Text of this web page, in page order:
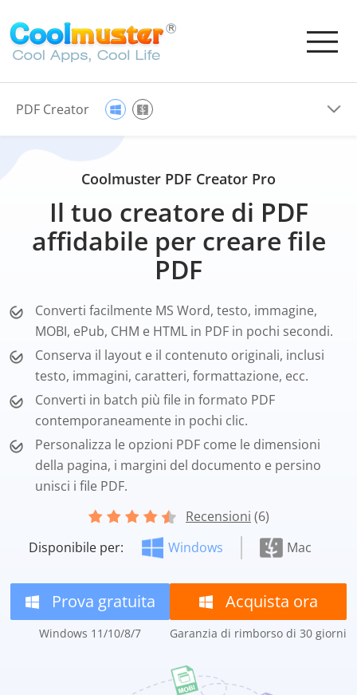
PDF Creator
Coolmuster PDF Creator Pro
Il tuo creatore di PDF
affidabile per creare file
PDF
Converti facilmente MS Word, testo, immagine,
MOBI, ePub, CHM e HTML in PDF in pochi secondi.
Conserva il layout e il contenuto originali, inclusi
testo, immagini, caratteri, formattazione, ecc.
Converti in batch più file in formato PDF
contemporaneamente in pochi clic.
Personalizza le opzioni PDF come le dimensioni
della pagina, i margini del documento e persino
unisci i file PDF.
Recensioni (6)
Disponibile per:
Windows Mac
Prova gratuita
Windows 11/10/8/7
Acquista ora
Garanzia di rimborso di 30 giorni